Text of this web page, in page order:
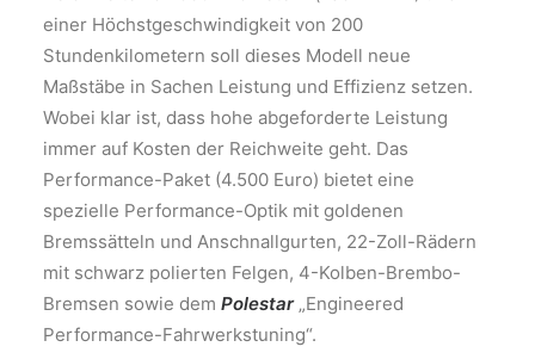
einer Höchstgeschwindigkeit von 200
Stundenkilometern soll dieses Modell neue
Maßstäbe in Sachen Leistung und Effizienz setzen.
Wobei klar ist, dass hohe abgeforderte Leistung
immer auf Kosten der Reichweite geht. Das
Performance-Paket (4.500 Euro) bietet eine
spezielle Performance-Optik mit goldenen
Bremssätteln und Anschnallgurten, 22-Zoll-Rädern
mit schwarz polierten Felgen, 4-Kolben-Brembo-
Bremsen sowie dem Polestar„Engineered
Performance-Fahrwerkstuning“.